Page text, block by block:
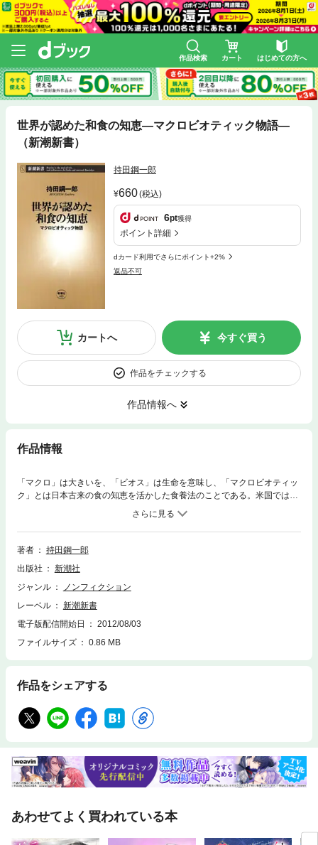
作品検索 カート はじめての方へ
世界が認めた和食の知恵—マクロビオティック物語—
（新潮新書）
持田鋼一郎
660(税込)
6pt獲得
ポイント詳細
dカード利用でさらにポイント+2%
返品不可
カートへ 今すぐ買う
作品をチェックする
作品情報へ
作品情報
「マクロ」は大きいを、「ビオス」は生命を意味し、「マクロビオティッ
ク」とは日本古来の食の知恵を活かした食養法のことである。米国では、
このマクロビオティックに関する資料がスミソニアンの博物館に殿堂入り
しているほど普及したものとなっている。そもそもこの食養法は、明治の
ある陸軍薬剤監が編み出した独自の食事療法が元だった。明治・大正・昭
和を生きた三人の破天荒な人物を追い、世界の食を変えた日本の知恵を探
著者
持田鋼一郎
出版社
新潮社
ジャンル
ノンフィクション
レーベル
新潮新書
電子版配信開始日
2012/08/03
ファイルサイズ
0.86 MB
作品をシェアする
あわせてよく買われている本